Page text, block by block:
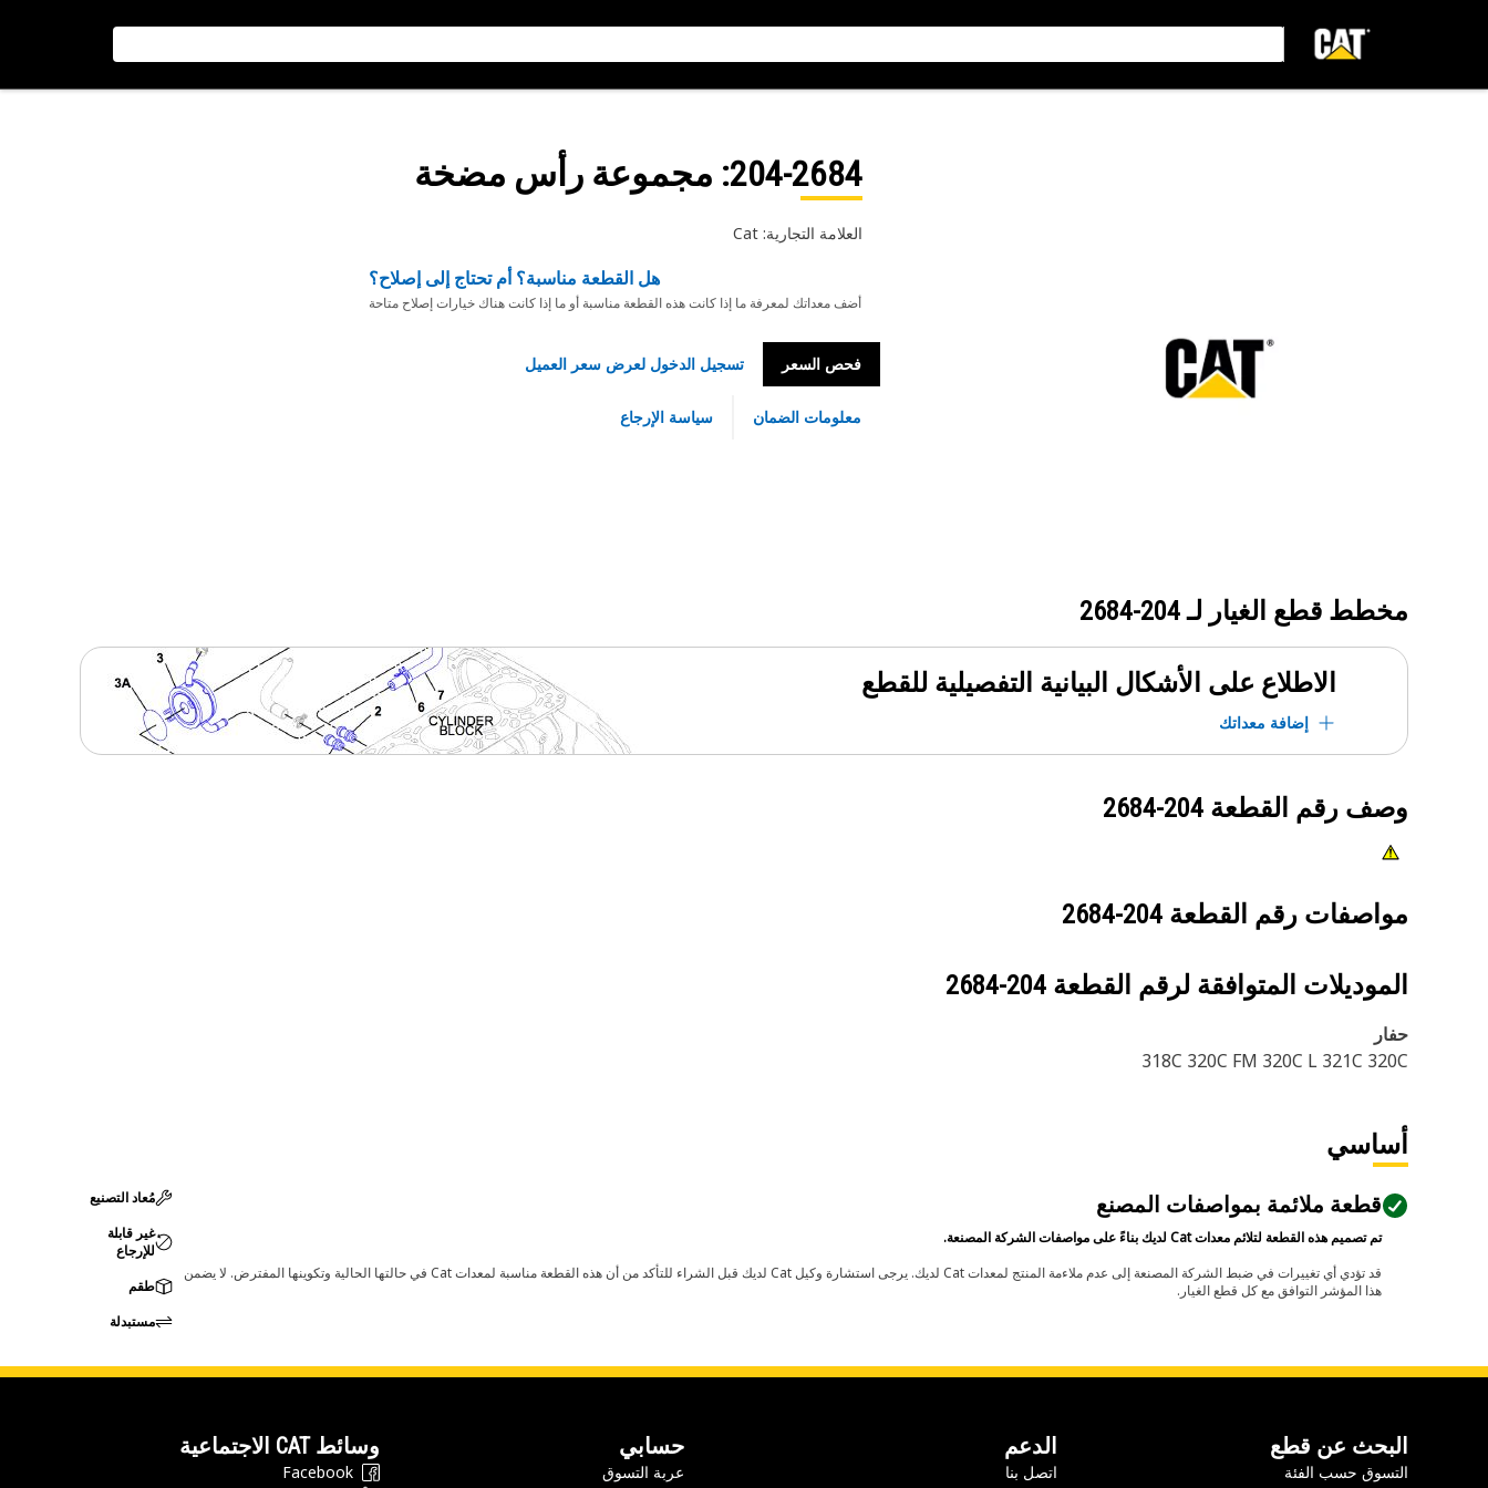
204-2684: مجموعة رأس مضخة
العلامة التجارية: Cat
هل القطعة مناسبة؟ أم تحتاج إلى إصلاح؟
أضف معداتك لمعرفة ما إذا كانت هذه القطعة مناسبة أو ما إذا كانت هناك خيارات إصلاح متاحة
فحص السعر تسجيل الدخول لعرض سعر العميل
معلومات الضمان سياسة الإرجاع
مخطط قطع الغيار لـ204-2684
الاطلاع على الأشكال البيانية التفصيلية للقطع
إضافة معداتك
وصف رقم القطعة 204-2684
مواصفات رقم القطعة 204-2684
الموديلات المتوافقة لرقم القطعة 204-2684
حفار
318C 320C FM 320C L 321C 320C
أساسي
قطعة ملائمة بمواصفات المصنع
تم تصميم هذه القطعة لتلائم معدات Cat لديك بناءً على مواصفات الشركة المصنعة.
قد تؤدي أي تغييرات في ضبط الشركة المصنعة إلى عدم ملاءمة المنتج لمعدات Cat لديك. يرجى استشارة وكيل Cat لديك قبل الشراء للتأكد من أن هذه القطعة مناسبة لمعدات Cat في حالتها الحالية وتكوينها المفترض. لا يضمن
هذا المؤشر التوافق مع كل قطع الغيار.
مُعاد التصنيع
غير قابلة
للإرجاع
طقم
مستبدلة
البحث عن قطع
التسوق حسب الفئة
الدعم
اتصل بنا
حسابي
عربة التسوق
وسائط CAT الاجتماعية
Facebook